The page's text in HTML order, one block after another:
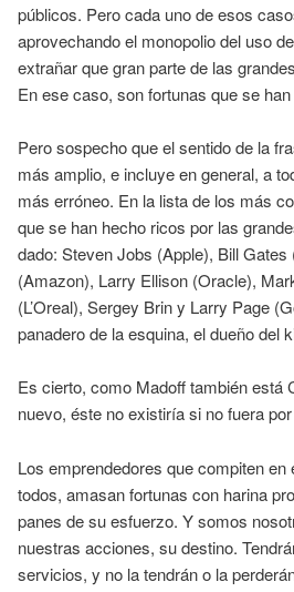
públicos. Pero cada uno de esos
aprovechando el monopolio del uso
extrañar que gran parte de las
En ese caso, son fortunas que se han
Pero sospecho que el sentido de la
más amplio, e incluye en general, a
más erróneo. En la lista de los más
que se han hecho ricos por las
dado: Steven Jobs (Apple), Bill
(Amazon), Larry Ellison (Oracle),
(L’Oreal), Sergey Brin y Larry Page
panadero de la esquina, el dueño del
Es cierto, como Madoff también está
nuevo, éste no existiría si no fuera
Los emprendedores que compiten
todos, amasan fortunas con harina
panes de su esfuerzo. Y somos
nuestras acciones, su destino.
servicios, y no la tendrán o la